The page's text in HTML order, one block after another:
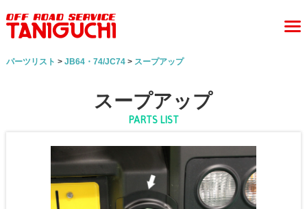
パーツリスト > JB64・74/JC74 > スープアップ
スープアップ
PARTS LIST